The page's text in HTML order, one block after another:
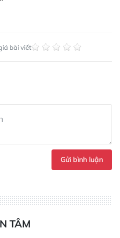
bài viết
Gửi bình luận
TÂM